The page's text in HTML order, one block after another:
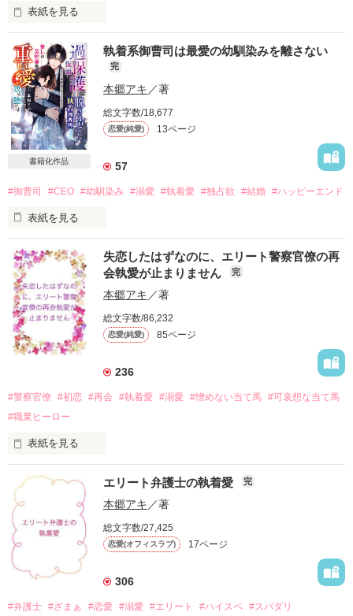
表紙を見る
【マカロン文庫二月刊で発売されます】
結婚を考えていた恋人に〝かわいげがない〟という理由で振ら
れた千尋
「女なら普通はさ、別れ話のときくらい泣いたりするだろ」
好きだった人の口からこぼれ出るのは、千尋への不満ばかり。
一年交際した元恋人とあっさり別れると、数時間前まで顔を合
まさか失恋の現場を玖代《くしろ》専務に見られるだなん
て……！
「椎名……好きでもない男と交際するのは、時間の無駄ではな
いか？」
「専務……こういう場合、聞かなかったふりをするもので
は？」
三十三歳独身
堅物でさらに潔癖のきらいまである
玖代不動産　専務取締役
×
椎名　千尋　二十八歳
玖代不動産　第一秘書
書籍化作品
執着系御曹司は最愛の幼馴染みを離さない
完
本郷アキ ／著
総文字数/18,677
恋愛(純愛) 13ページ
57
#御曹司 #CEO #幼馴染み #溺愛 #執着愛 #独占欲 #結婚 #ハッピーエンド
表紙を見る
《本作はベリーズ文庫2026年2月刊として発売予定です》
※第一章までの試し読みであることをご承知おきください
☆あらすじ☆
「なに？　もっとやらしいことしたい？　いいよ、夫婦なんだ
し。する？」
杏は名波家の代々仕える使用人の孫娘。
仕えるべき相手、3歳上の名波悠真は、幼馴染みとして杏を妹
幼馴染みとして彼のそばにいればいるほど、好きな気持ちは止
しかし、亡くなった祖父母からは〝悠真様との立場の違い〟を
ずっと聞かされて育った。
悠真の立場を知れば知るほど、自分では悠真に相応しくないと
思い知らされる。
恋が叶わなくとも、家族としてそばにいられればいい。
そう思っていた。
そんな時、悠真の大学の同級生である美月が、悠真との結婚を
失恋したはずなのに、エリート警察官僚の再
会執愛が止まりません
完
本郷アキ／著
総文字数/86,232
恋愛(純愛) 85ページ
236
#警察官僚 #初恋 #再会 #執着愛 #溺愛 #憎めない当て馬 #可哀想な当て馬
#職業ヒーロー
表紙を見る
高校生だった私──松原瑠衣は、
近隣の国立大学に通う学生、
久我貴一に一目惚れをした。
何度かの偶然が重なり、
ファストフード店で
貴一さんに勉強を教わることに。
彼も私を好きでいてくれるかも。
エリート弁護士の執着愛 完
本郷アキ／著
総文字数/27,425
恋愛(オフィスラブ) 17ページ
306
#弁護士 #ざまぁ #恋愛 #溺愛 #エリート #ハイスペ #スパダリ